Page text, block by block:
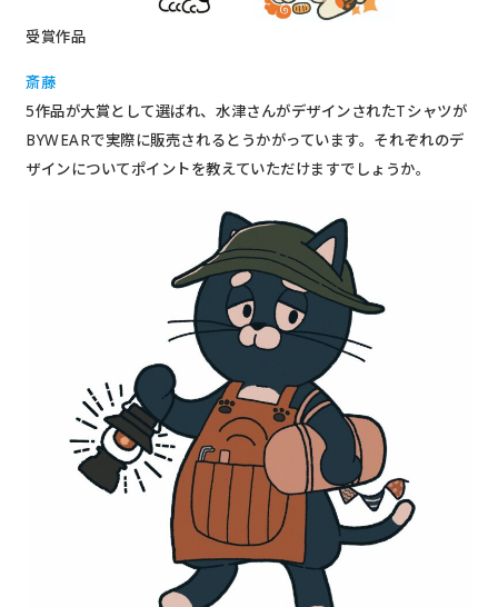
受賞作品
斎藤
5作品が大賞として選ばれ、水津さんがデザインされたTシャツが
BYWEARで実際に販売されるとうかがっています。それぞれのデ
ザインについてポイントを教えていただけますでしょうか。